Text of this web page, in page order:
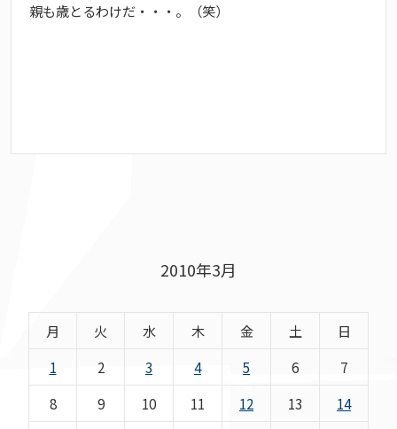
親も歳とるわけだ・・・。（笑）
2010年3月
月 火 水 木 金 土
日
1
2 3 4 5 6
7
8
9 10 11 12 13
14